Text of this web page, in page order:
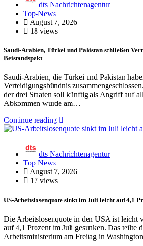
dts Nachrichtenagentur
Top-News
August 7, 2026
18 views
Saudi-Arabien, Türkei und Pakistan schließen
Beistandspakt
Saudi-Arabien, die Türkei und Pakistan
Verteidigungsbündnis
der drei Staaten soll künftig als Angriff auf
Abkommen wurde am…
Continue reading
dts Nachrichtenagentur
Top-News
August 7, 2026
17 views
US-Arbeitslosenquote sinkt im Juli leicht auf 4,1
Die Arbeitslosenquote in den USA ist leicht
auf 4,1 Prozent im Juli gesunken. Das teilte
Arbeitsministerium am Freitag in